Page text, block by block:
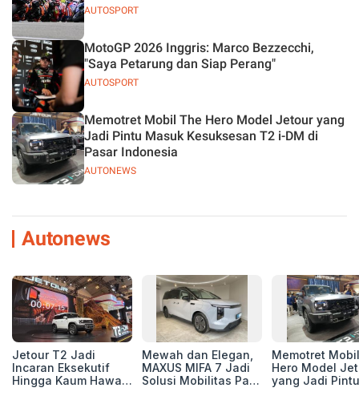
AUTOSPORT
AUTOSPORT
MotoGP 2026 Inggris: Marco Bezzecchi,
"Saya Petarung dan Siap Perang"
AUTONEWS
Memotret Mobil The Hero Model Jetour yang
Jadi Pintu Masuk Kesuksesan T2 i-DM di
Pasar Indonesia
Autonews
Jetour T2 Jadi
Incaran Eksekutif
Hingga Kaum Hawa,
Mewah dan Elegan,
MAXUS MIFA 7 Jadi
Solusi Mobilitas Para
Memotret
Hero Model
yang Jadi Pintu